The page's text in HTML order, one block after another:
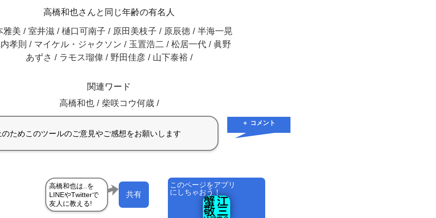
高橋和也さんと同じ年齢の有名人
雅美 / 室井滋 / 樋口可南子 / 原田美枝子 / 原辰徳 / 半海一晃
孝則 / マイケル・ジャクソン / 玉置浩二 / 松居一代 / 眞野
あずさ / ラモス瑠偉 / 野田佳彦 / 山下泰裕 /
関連ワード
高橋和也 / 柴咲コウ何歳 /
＋ コメント
このページをアプリ
にしちゃおう！
共有